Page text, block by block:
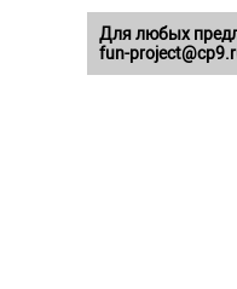
Для любых
fun-